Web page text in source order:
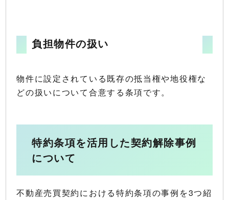
負担物件の扱い
物件に設定されている既存の抵当権や地役権な
どの扱いについて合意する条項です。
特約条項を活用した契約解除事例
について
不動産売買契約における特約条項の事例を3つ紹